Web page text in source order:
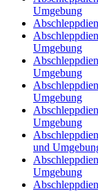
Umgebung
Umgebung
Umgebung
Umgebung
Umgebung
und
Umgebung